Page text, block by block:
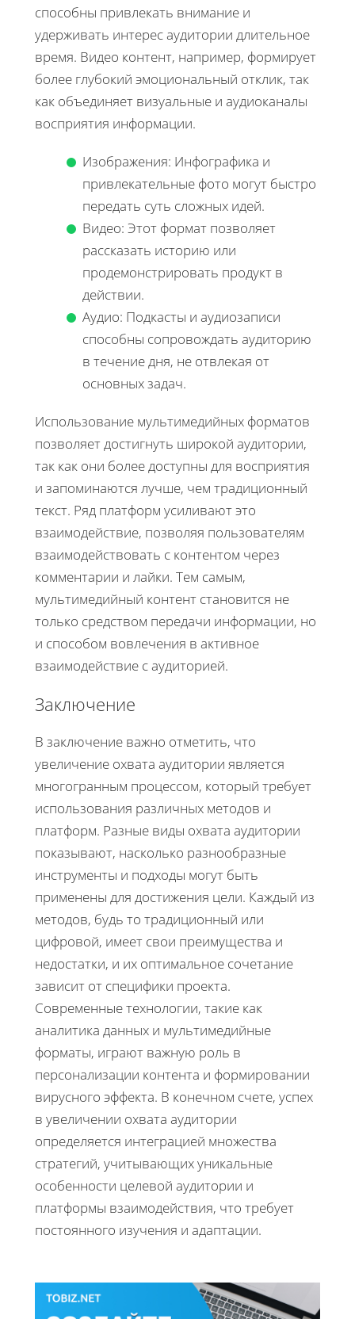
способны привлекать внимание и
удерживать интерес аудитории длительное
время. Видео контент, например, формирует
более глубокий эмоциональный отклик, так
как объединяет визуальные и аудиоканалы
восприятия информации.
Изображения: Инфографика и
привлекательные фото могут быстро
передать суть сложных идей.
Видео: Этот формат позволяет
рассказать историю или
продемонстрировать продукт в
действии.
Аудио: Подкасты и аудиозаписи
способны сопровождать аудиторию
в течение дня, не отвлекая от
основных задач.
Использование мультимедийных форматов
позволяет достигнуть широкой аудитории,
так как они более доступны для восприятия
и запоминаются лучше, чем традиционный
текст. Ряд платформ усиливают это
взаимодействие, позволяя пользователям
взаимодействовать с контентом через
комментарии и лайки. Тем самым,
мультимедийный контент становится не
только средством передачи информации, но
и способом вовлечения в активное
взаимодействие с аудиторией.
Заключение
В заключение важно отметить, что
увеличение охвата аудитории является
многогранным процессом, который требует
использования различных методов и
платформ. Разные виды охвата аудитории
показывают, насколько разнообразные
инструменты и подходы могут быть
применены для достижения цели. Каждый из
методов, будь то традиционный или
цифровой, имеет свои преимущества и
недостатки, и их оптимальное сочетание
зависит от специфики проекта.
Современные технологии, такие как
аналитика данных и мультимедийные
форматы, играют важную роль в
персонализации контента и формировании
вирусного эффекта. В конечном счете, успех
в увеличении охвата аудитории
определяется интеграцией множества
стратегий, учитывающих уникальные
особенности целевой аудитории и
платформы взаимодействия, что требует
постоянного изучения и адаптации.